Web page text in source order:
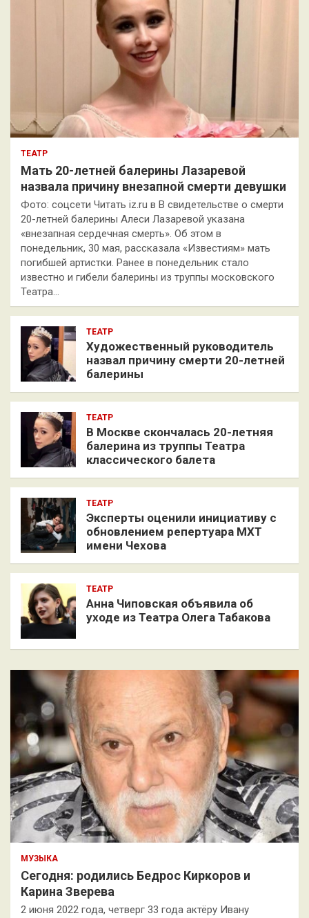
ТЕАТР
Мать 20-летней балерины Лазаревой
назвала причину внезапной смерти девушки
Фото: соцсети Читать iz.ru в В свидетельстве о смерти
20-летней балерины Алеси Лазаревой указана
«внезапная сердечная смерть». Об этом в
понедельник, 30 мая, рассказала «Известиям» мать
погибшей артистки. Ранее в понедельник стало
известно и гибели балерины из труппы московского
Театра…
ТЕАТР
Художественный руководитель
назвал причину смерти 20-летней
балерины
ТЕАТР
В Москве скончалась 20-летняя
балерина из труппы Театра
классического балета
ТЕАТР
Эксперты оценили инициативу с
обновлением репертуара МХТ
имени Чехова
ТЕАТР
Анна Чиповская объявила об
уходе из Театра Олега Табакова
МУЗЫКА
Сегодня: родились Бедрос Киркоров и
Карина Зверева
2 июня 2022 года, четверг 33 года актёру Ивану